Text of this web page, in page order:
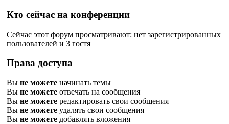
Кто сейчас на конференции
Сейчас этот форум просматривают: нет зарегистрированных
пользователей и 3 гостя
Права доступа
Вы не можете начинать темы
Вы не можете отвечать на сообщения
Вы не можете редактировать свои сообщения
Вы не можете удалять свои сообщения
Вы не можете добавлять вложения